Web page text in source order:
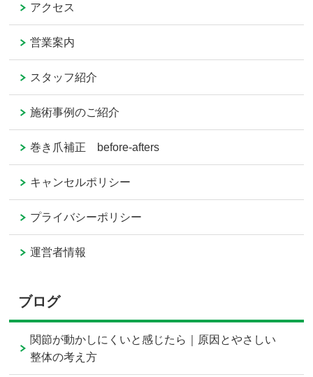
アクセス
営業案内
スタッフ紹介
施術事例のご紹介
巻き爪補正 before-afters
キャンセルポリシー
プライバシーポリシー
運営者情報
ブログ
関節が動かしにくいと感じたら｜原因とやさしい
整体の考え方